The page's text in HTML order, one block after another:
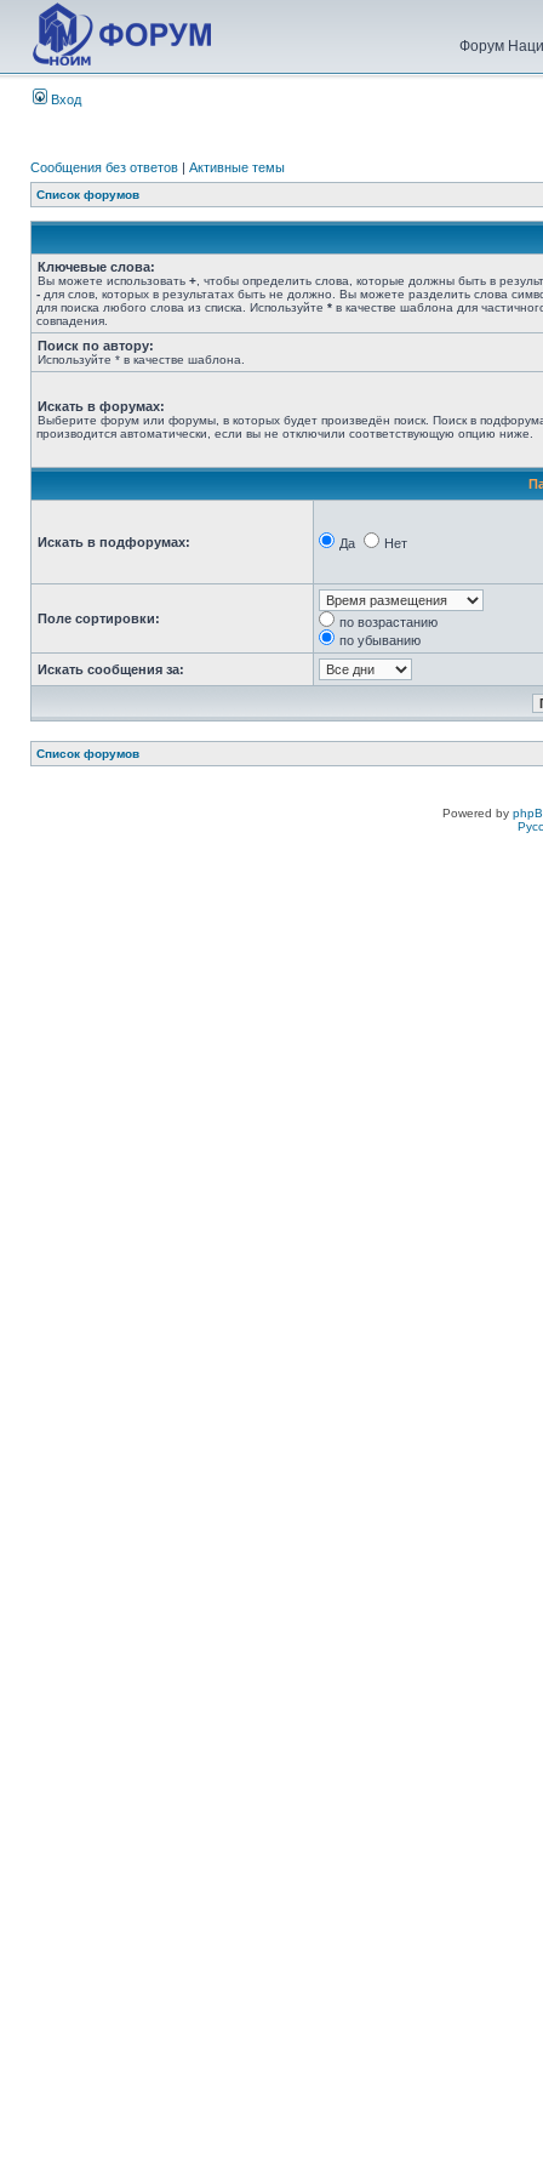
Форум
Вход
Сообщения без ответов | Активные темы
Список форумов
Ключевые слова:
Вы можете использовать + , чтобы определить слова, которые должны быть в
- для слов, которых в результатах быть не должно. Вы можете разделить слова
для поиска любого слова из списка. Используйте * в качестве шаблона для
совпадения.
Поиск по автору:
Используйте * в качестве шаблона.
Искать в форумах:
Выберите форум или форумы, в которых будет произведён поиск. Поиск в
производится автоматически, если вы не отключили соответствующую опцию ниже.
Искать в подфорумах: Да Нет
Поле сортировки:
по возрастанию
по убыванию
Искать сообщения за:
Список форумов
Powered by